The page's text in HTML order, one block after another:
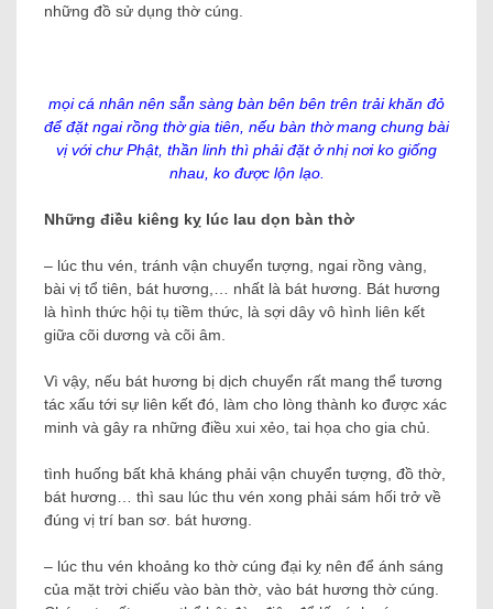
những đồ sử dụng thờ cúng.
mọi cá nhân nên sẵn sàng bàn bên bên trên trải khăn đỏ
để đặt ngai rồng thờ gia tiên, nếu bàn thờ mang chung bài
vị với chư Phật, thần linh thì phải đặt ở nhị nơi ko giống
nhau, ko được lộn lạo.
Những điều kiêng kỵ lúc lau dọn bàn thờ
– lúc thu vén, tránh vận chuyển tượng, ngai rồng vàng,
bài vị tổ tiên, bát hương,… nhất là bát hương. Bát hương
là hình thức hội tụ tiềm thức, là sợi dây vô hình liên kết
giữa cõi dương và cõi âm.
Vì vậy, nếu bát hương bị dịch chuyển rất mang thể tương
tác xấu tới sự liên kết đó, làm cho lòng thành ko được xác
minh và gây ra những điều xui xẻo, tai họa cho gia chủ.
tình huống bất khả kháng phải vận chuyển tượng, đồ thờ,
bát hương… thì sau lúc thu vén xong phải sám hối trở về
đúng vị trí ban sơ. bát hương.
– lúc thu vén khoảng ko thờ cúng đại kỵ nên để ánh sáng
của mặt trời chiếu vào bàn thờ, vào bát hương thờ cúng.